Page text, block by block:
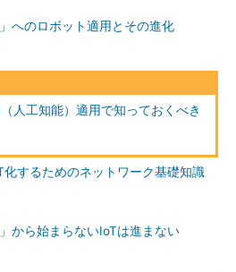
」へのロボット適用とその進化
人工知能）適用で知っておくべき
化するためのネットワーク基礎知識
」から始まらないIoTは進まない